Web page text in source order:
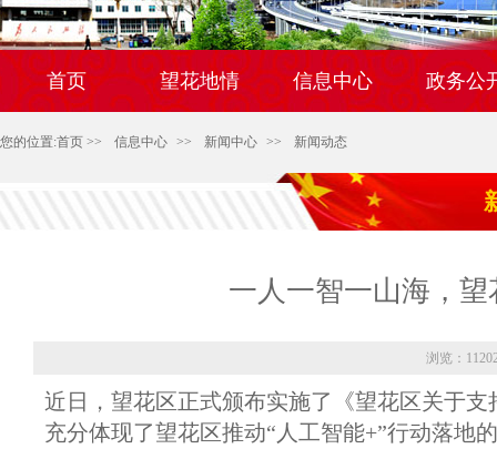
首页 望花地情 信息中心 政务公
您的位置:首页 >> 信息中心 >> 新闻中心 >> 新闻动态
一人一智一山海，
浏览：
近日，望花区正式颁布实施了《望花区关于
充分体现了望花区推动“人工智能+”行动落地